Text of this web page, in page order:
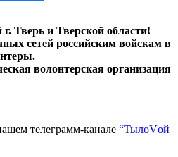
Тверь и Тверской области!
сетей российским войскам в
волонтерская организация
телеграмм-канале “ТылоVой